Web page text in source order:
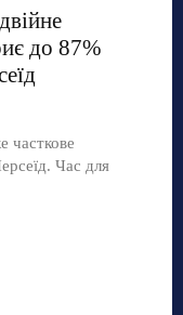
до 87%
часткове
Час для